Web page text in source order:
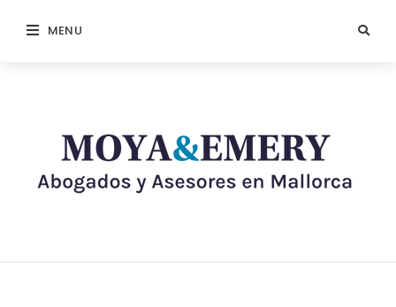
MENU